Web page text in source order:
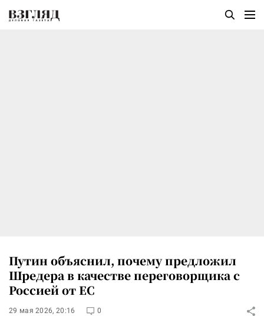
Путин объяснил, почему предложил
Шредера в качестве переговорщика с
Россией от ЕС
29 мая 2026, 20:16 0